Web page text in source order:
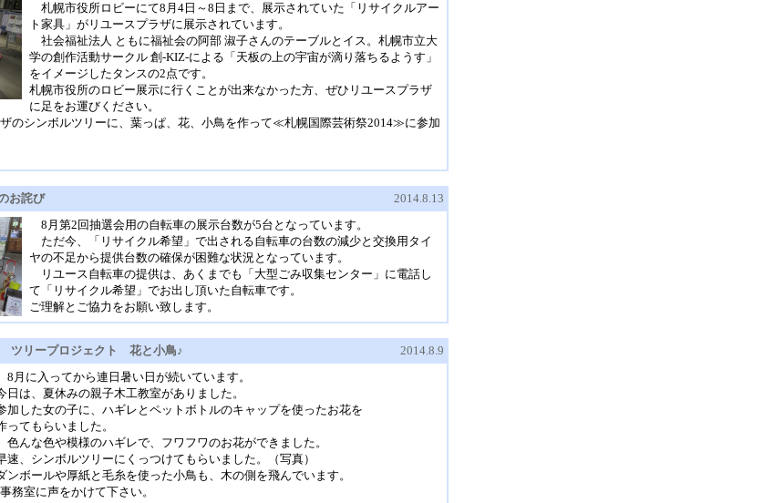
札幌市役所ロビーにて8月4日～8日まで、展示されていた「リサイクルアー
ト家具」がリユースプラザに展示されています。
社会福祉法人 ともに福祉会の阿部 淑子さんのテーブルとイス。札幌市立大
学の創作活動サークル 創-KIZ-による「天板の上の宇宙が滴り落ちるようす」
をイメージしたタンスの2点です。
札幌市役所のロビー展示に行くことが出来なかった方、ぜひリユースプラザ
に足をお運びください。
のシンボルツリーに、葉っぱ、花、小鳥を作って≪札幌国際芸術祭2014≫に参加
お詫び
2014.8.13
8月第2回抽選会用の自転車の展示台数が5台となっています。
ただ今、「リサイクル希望」で出される自転車の台数の減少と交換用タイ
ヤの不足から提供台数の確保が困難な状況となっています。
リユース自転車の提供は、あくまでも「大型ごみ収集センター」に電話し
て「リサイクル希望」でお出し頂いた自転車です。
ご理解とご協力をお願い致します。
ツリープロジェクト 花と小鳥♪
2014.8.9
8月に入ってから連日暑い日が続いています。
日は、夏休みの親子木工教室がありました。
加した女の子に、ハギレとペットボトルのキャップを使ったお花を
ってもらいました。
色んな色や模様のハギレで、フワフワのお花ができました。
速、シンボルツリーにくっつけてもらいました。（写真）
ンボールや厚紙と毛糸を使った小鳥も、木の側を飛んでいます。
務室に声をかけて下さい。